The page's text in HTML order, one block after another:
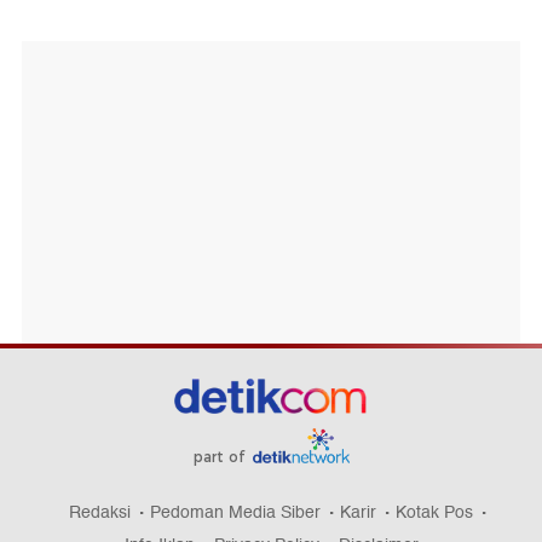
part of
Redaksi Pedoman Media Siber Karir
Kotak Pos